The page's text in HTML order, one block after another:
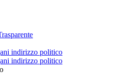
indirizzo politico
indirizzo politico